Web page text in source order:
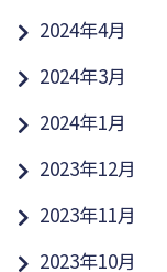
2024年4月
2024年3月
2024年1月
2023年12月
2023年11月
2023年10月